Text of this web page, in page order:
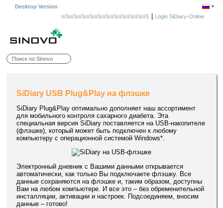
Desktop Version
пїЅпїЅпїЅпїЅпїЅпїЅпїЅпїЅпїЅпїЅпїЅ| Login SiDiary-Online
SiDiary USB Plug&Play на флэшке
SiDiary Plug&Play оптимально дополняет наш ассортимент
для мобильного контроля сахарного диабета. Эта
специальная версия SiDiary поставляется на USB-накопителе
(флэшке), который может быть подключен к любому
компьютеру с операционной системой Windows*.
Электронный дневник с Вашими данными открывается
автоматически, как только Вы подключаете флэшку. Все
данные сохраняются на флэшке и, таким образом, доступны
Вам на любом компьютере. И все это – без обременительной
инсталляции, активации и настроек. Подсоединяем, вносим
данные – готово!